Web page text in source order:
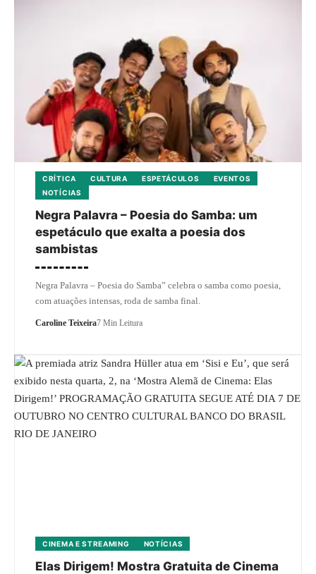
CRÍTICA CULTURA ESPETÁCULOS
EVENTOS
NOTÍCIAS
Negra Palavra – Poesia do Samba: um
espetáculo que exalta a poesia dos
sambistas
Negra Palavra – Poesia do Samba” celebra o samba como poesia,
com atuações intensas, roda de samba final.
Caroline Teixeira7 Min Leitura
CINEMA E STREAMING NOTÍCIAS
Elas Dirigem! Mostra Gratuita de Cinema